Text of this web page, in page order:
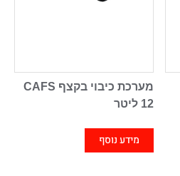
מערכת כיבוי בקצף CAFS
12 ליטר
מידע נוסף